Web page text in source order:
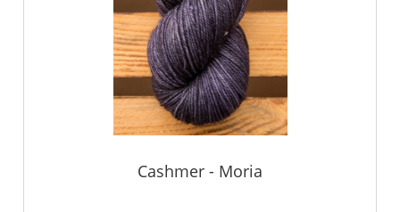
Cashmer - Moria